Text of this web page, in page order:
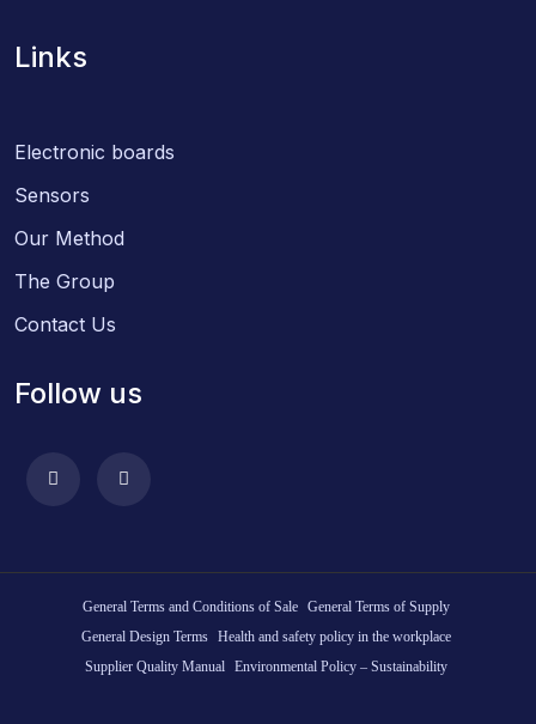
Links
Electronic boards
Sensors
Our Method
The Group
Contact Us
Follow us
General Terms and Conditions of Sale
General Terms of Supply
General Design Terms
Health and safety policy in the workplace
Supplier Quality Manual
Environmental Policy – Sustainability